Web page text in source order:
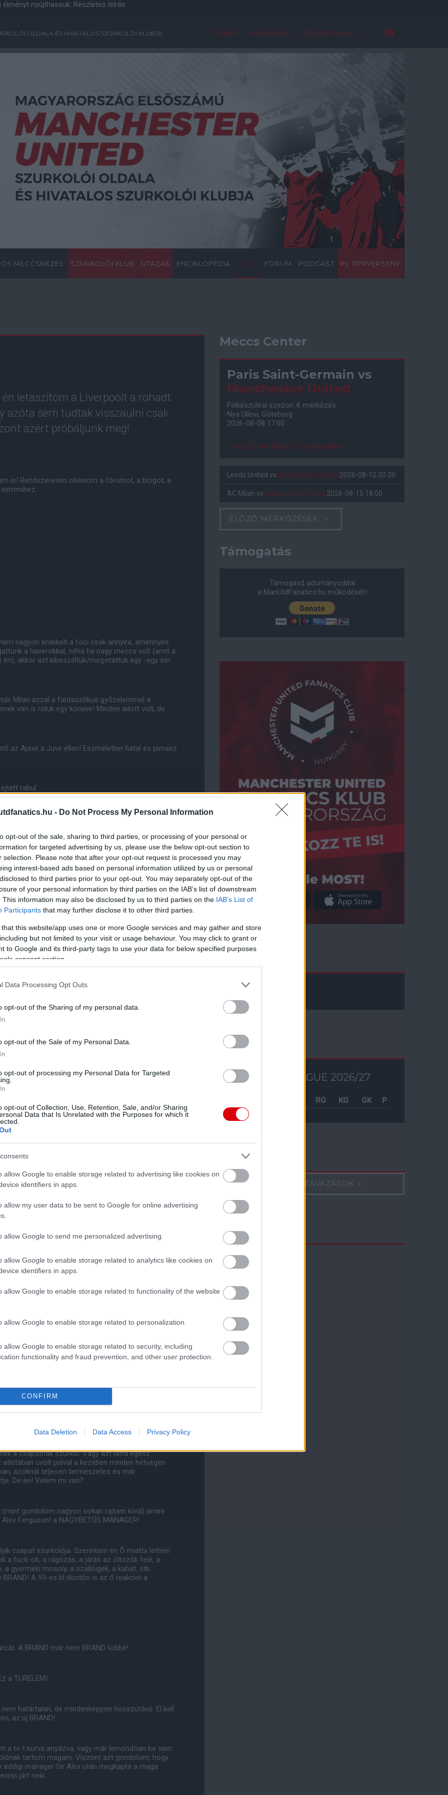
- Do Not Process My Personal Information
opt-out of the sale, sharing to third parties, or processing of your personal or
for targeted advertising by us, please use the below opt-out section to
selection. Please note that after your opt-out request is processed you may
interest-based ads based on personal information utilized by us or personal
to third parties prior to your opt-out. You may separately opt-out of the
of your personal information by third parties on the IAB’s list of downstream
This information may also be disclosed by us to third parties on the IAB’s List of
Participants that may further disclose it to other third parties.
that this website/app uses one or more Google services and may gather and store
but not limited to your visit or usage behaviour. You may click to grant or
to Google and its third-party tags to use your data for below specified purposes
consent section.
Data Processing Opt Outs
opt-out of the Sharing of my personal data.
opt-out of the Sale of my Personal Data.
opt-out of processing my Personal Data for Targeted
opt-out of Collection, Use, Retention, Sale, and/or Sharing
Data that Is Unrelated with the Purposes for which it
allow Google to enable storage related to advertising like cookies on
identifiers in apps.
allow my user data to be sent to Google for online advertising
allow Google to send me personalized advertising.
allow Google to enable storage related to analytics like cookies on
identifiers in apps.
allow Google to enable storage related to functionality of the website
allow Google to enable storage related to personalization.
allow Google to enable storage related to security, including
functionality and fraud prevention, and other user protection.
CONFIRM
Data Deletion Data Access Privacy Policy
nyújthassuk. Részletes leírás
OLDALA ÉS HIVATALOS SZURKOLÓI KLUBJA Főoldal Regisztráció Elfelejtett jelszó
MECCSNÉZÉS SZURKOLÓI KLUB UTAZÁS ENCIKLOPÉDIA BLOG FÓRUM PODCAST PL TIPPVERSENY
letaszítom a Liverpoolt a rohadt
azóta sem tudtak visszaülni csak
azért próbáljunk meg!
is! Rendszeresen olvasom a fórumot, a blogot, a
nagyon érdekelt a foci csak annyira, amennyire
a haverokkal, néha ha nagy meccs volt (amit a
akkor azt kibeszéltük/megvitattuk egy -egy sör
Milan azzal a fantasztikus győzelemmel a
van is róluk egy könyve! Minden adott volt, de
az Ajaxé a Juve ellen! Eszméletlen fiatal és pimasz
rabul.
el meg úgy amúgy a focival sem, még akkoriban
a fősulihoz, jaj ma sem kérdeztem meg a
vagy barna szofi stb-stb-stb... Szóval ezernyi más
Érettségi megvan jön a napfogyi meg a fősuli,
is olyan sovány vagy fiam! Aztán 2000
és valahol ebben az évben láttam az 1999-es
volt?
lettem?
focizgatni. A cigi már régóta elmaradt a
már számtalanszor amit akartam, de egy
sport2 stb.... Éjjel nappal foci ment! Drukkoltam
de csak azért, hogy ne a Barca vagy a
Baggio, szurkoltam a Romának, hogy
a Milan vagy a Juve vagy akkoriban az Inter legyen
Egyetértve konstatáltam, hogy a Juvét
hogy a Milan nem pótolja a nagyokat
megfelelően és ki fog öregedni a csapat, (nem is
bl-ből) drukkoltam/drukkolok egyfolytában
az angolok, a Premier Leauge volt a szívem
az a szellemiség az a nyerni akarás az
az a hozzáértés, az a hit, az a MANAGER!
érdeklődés lohadása, a vágy elvesztése. Egy idő
United volt! Sokat gondolkodtam, hogy
csapat játsza a legjobb focit évek-évtizedek óta?
játékosaik vannak? Ez sem igaz
magamnak feltett kérdések hétről - hétre, hónapról
a csapatnak szurkol. Vagy azt látta egész
üvölt piával a kezében minden hétvégén
azoknál teljesen természetes és már
De én! Velem mi van?
gondolom nagyon sokan rajtam kívül) amire
Ferguson! a NAGYBETŰS MANAGER!
csapat szurkolója. Szerintem én Ő miatta lettem
a fuck-ok, a rágózás, a járás az öltözők felé, a
gyermeki mosoly, a szállóigék, a kabát, stb....
A 99-es bl döntőn is az ő reakciói a
A BRAND már nem BRAND többé!
a TÜRELEM!
határtalan, de mindenképpen hosszútávú. El kell
az új BRAND!
a tv-t kurva anyázva, vagy már lemondóan be sem
tartom magam. Viszont azt gondolom, hogy
manager Sir Alex után megkapta a maga
járt neki.
Meccs Center
Paris Saint-Germain vs
Manchester United
Felkészülési szezon 4. mérkőzés
Nya Ullevi, Göteborg
2026-08-08 17:00
1 nap 23 óra 48 perc 14 másodperc
Leeds United vs Manchester United 2026-08-12 20:30
AC Milan vs Manchester United 2026-08-15 18:00
ELŐZŐ MÉRKŐZÉSEK
Támogatás
Támogasd adományoddal
a ManUtdFanatics.hu működését!
Facebook
Tabella
PREMIER LEAGUE 2026/27
RG KG GK P
Szavazás
KORÁBBI SZAVAZÁSOK